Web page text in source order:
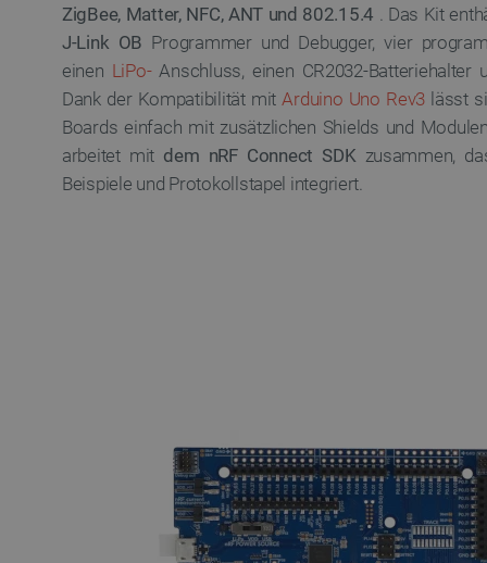
ZigBee, Matter, NFC, ANT und 802.15.4 . Das Kit
J-Link OB Programmer und Debugger, vier
einen LiPo-Anschluss, einen CR2032-Batteriehalter
Dank der Kompatibilität mitArduino Uno Rev3 lässt
Boards einfach mit zusätzlichen Shields und
arbeitet mit dem nRF Connect SDKzusammen,
Beispiele und Protokollstapel integriert.